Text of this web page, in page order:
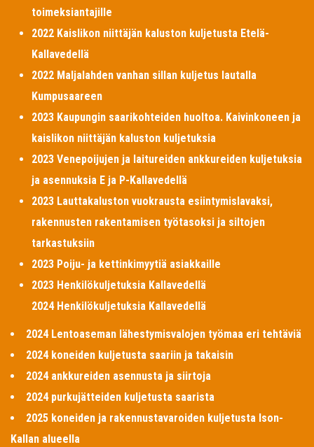
toimeksiantajille
2022 Kaislikon niittäjän kaluston kuljetusta Etelä-
Kallavedellä
2022 Maljalahden vanhan sillan kuljetus lautalla
Kumpusaareen
2023 Kaupungin saarikohteiden huoltoa. Kaivinkoneen ja
kaislikon niittäjän kaluston kuljetuksia
2023 Venepoijujen ja laitureiden ankkureiden kuljetuksia
ja asennuksia E ja P-Kallavedellä
2023 Lauttakaluston vuokrausta esiintymislavaksi,
rakennusten rakentamisen työtasoksi ja siltojen
tarkastuksiin
2023 Poiju- ja kettinkimyytiä asiakkaille
2023 Henkilökuljetuksia Kallavedellä
2024 Henkilökuljetuksia Kallavedellä
2024 Lentoaseman lähestymisvalojen työmaa eri tehtäviä
2024 koneiden kuljetusta saariin ja takaisin
2024 ankkureiden asennusta ja siirtoja
2024 purkujätteiden kuljetusta saarista
2025 koneiden ja rakennustavaroiden kuljetusta Ison-
Kallan alueella